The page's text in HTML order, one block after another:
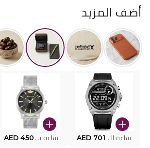
أضف المزيد
ساعة البوليس الذكية MY.AVATAR PEIUN0000101 AED 701 ساعة بوليس للرجال PEWJG0005002 AED 450